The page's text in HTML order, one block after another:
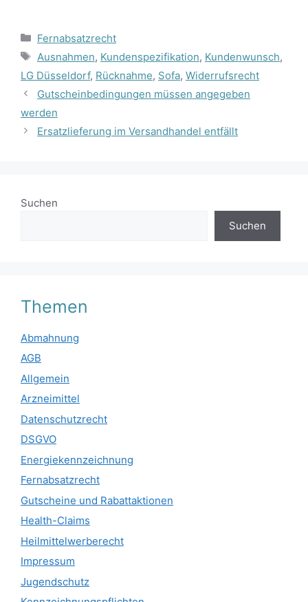
Kategorien
Fernabsatzrecht
Schlagwörter
Ausnahmen, Kundenspezifikation, Kundenwunsch,
LG Düsseldorf, Rücknahme, Sofa, Widerrufsrecht
Gutscheinbedingungen müssen angegeben
werden
Ersatzlieferung im Versandhandel entfällt
Suchen
Suchen
Themen
Abmahnung
AGB
Allgemein
Arzneimittel
Datenschutzrecht
DSGVO
Energiekennzeichnung
Fernabsatzrecht
Gutscheine und Rabattaktionen
Health-Claims
Heilmittelwerberecht
Impressum
Jugendschutz